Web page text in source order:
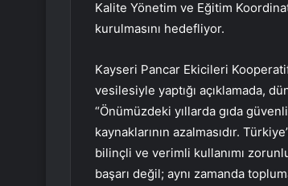
Kalite Yönetim ve Eğitim
kurulmasını hedefliyor.
Kayseri Pancar Ekicileri
vesilesiyle yaptığı açıklamada,
“Önümüzdeki yıllarda gıda
kaynaklarının azalmasıdır.
bilinçli ve verimli kullanımı
başarı değil; aynı zamanda